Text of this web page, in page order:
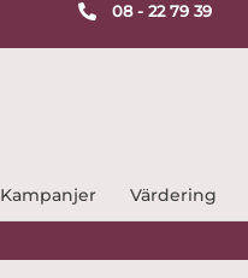
08 - 22 79 39
Kampanjer Värdering